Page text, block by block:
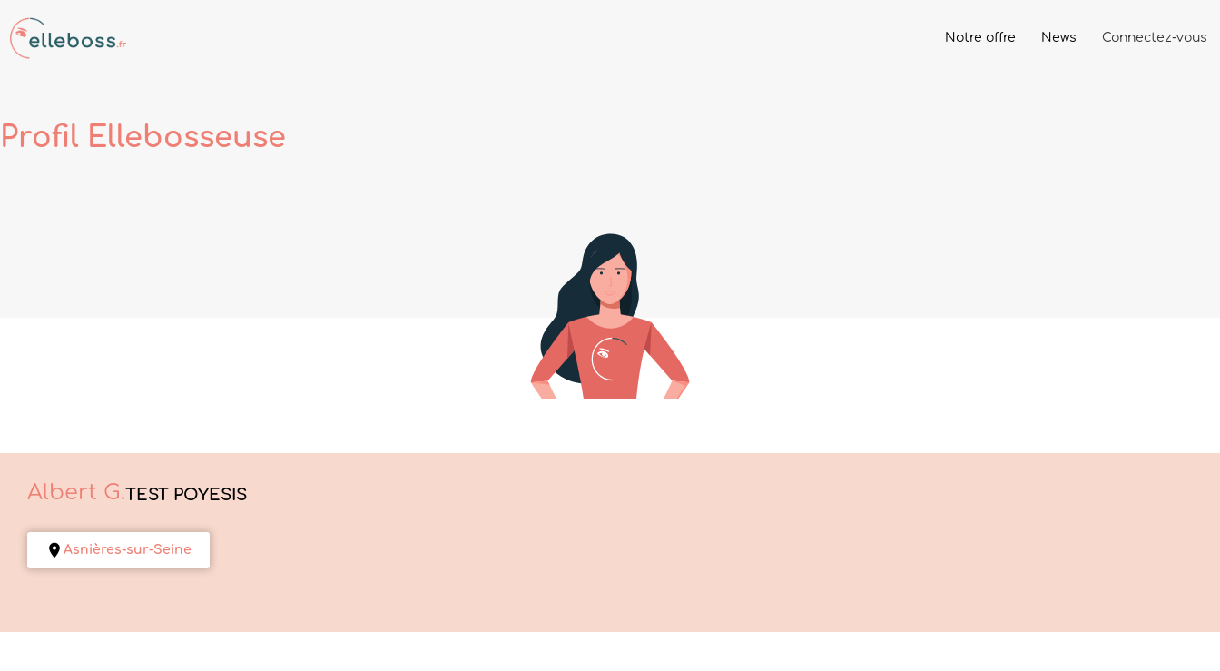
Notre offre News Connectez-vous
Profil Ellebosseuse
Albert G.TEST POYESIS
Asnières-sur-Seine